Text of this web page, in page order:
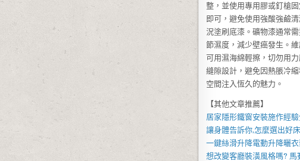
整，並使用專用膠或釘槍
即可，避免使用強酸強鹼
況塗刷底漆。礦物漆通常
節濕度，減少壁癌發生。
可用濕海綿輕擦，切勿用
縫隙設計，避免因熱脹冷
空間注入恆久的魅力。
【其他文章推薦】
居家隱形鐵窗安裝施作經
讓身體告訴你,怎麼選出好
一鍵絲滑升降電動升降曬衣
想改變客廳裝潢風格嗎? 馬